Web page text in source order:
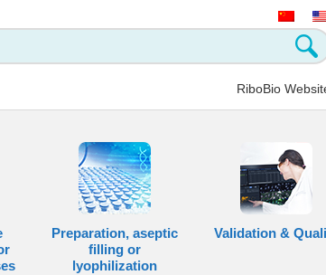
RiboBio
Preparation, aseptic
filling or
lyophilization
Validation &